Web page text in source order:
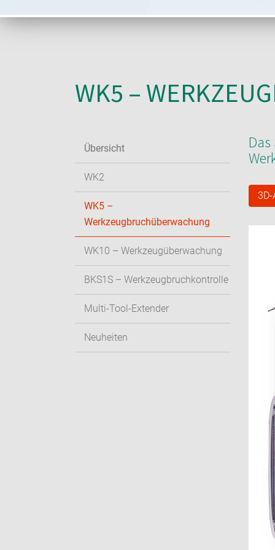
WK5 –
Übersicht
WK2
WK5 –
Werkzeugbruchüberwachung
WK10 – Werkzeugüberwachung
BKS1S – Werkzeugbruchkontrolle
Multi-Tool-Extender
Neuheiten